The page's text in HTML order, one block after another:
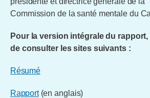
Commission de la santé mentale du
Pour la version intégrale du rapport,
de consulter les sites suivants :
Résumé
Rapport(en anglais)